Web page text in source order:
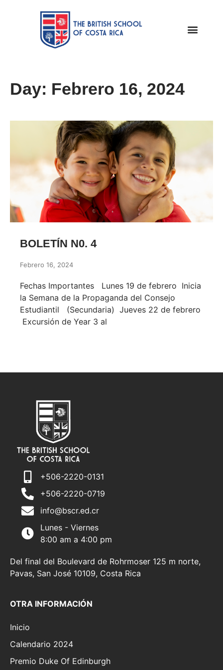
Day: Febrero 16, 2024
BOLETÍN N0. 4
Febrero 16, 2024
Fechas Importantes Lunes 19 de febrero Inicia
la Semana de la Propaganda del Consejo
Estudiantil (Secundaria) Jueves 22 de febrero
Excursión de Year 3 al
+506-2220-0131
+506-2220-0719
info@bscr.ed.cr
Lunes - Viernes
8:00 am a 4:00 pm
Del final del Boulevard de Rohrmoser 125 m norte,
Pavas, San José 10109, Costa Rica
OTRA INFORMACIÓN
Inicio
Calendario 2024
Premio Duke Of Edinburgh